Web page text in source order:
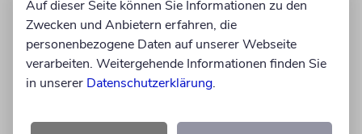
Auf dieser Seite können Sie Informationen zu den
Zwecken und Anbietern erfahren, die
personenbezogene Daten auf unserer Webseite
verarbeiten. Weitergehende Informationen finden Sie
in unserer Datenschutzerklärung.